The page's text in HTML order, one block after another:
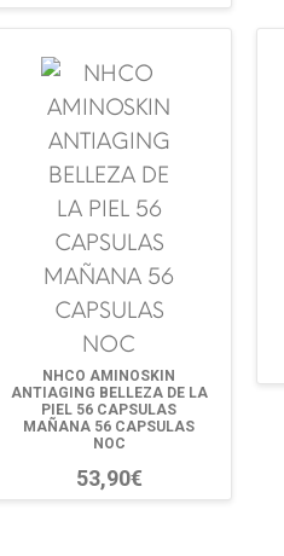
NHCO AMINOSKIN
ANTIAGING BELLEZA DE LA
PIEL 56 CAPSULAS
MAÑANA 56 CAPSULAS
NOC
53,90€